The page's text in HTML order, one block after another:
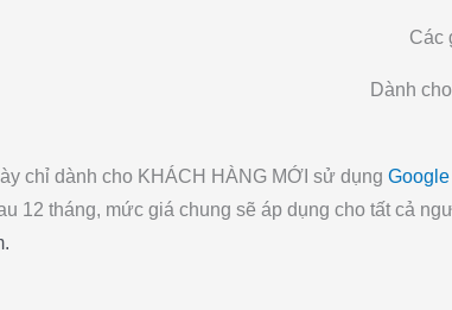
Các
Dành
chỉ dành cho KHÁCH HÀNG MỚI sử dụng
12 tháng, mức giá chung sẽ áp dụng cho tất cả